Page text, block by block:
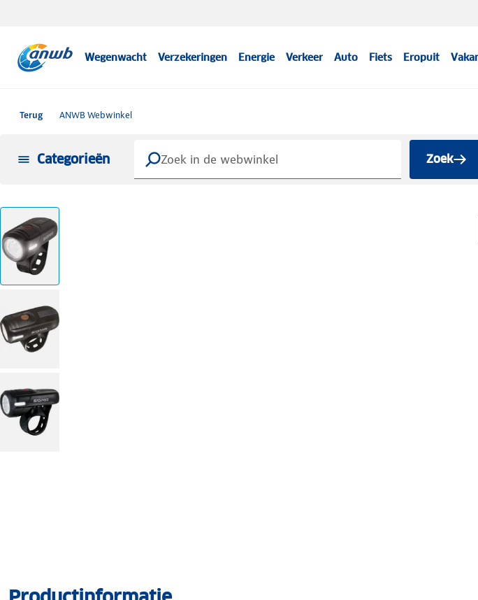
Wegenwacht Verzekeringen Energie Verkeer Auto Fiets Eropuit
Terug ANWB Webwinkel
Categorieën Zoek